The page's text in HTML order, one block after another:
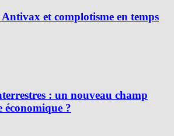
et complotisme en temps
: un nouveau champ
économique ?